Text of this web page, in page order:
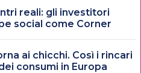
reali: gli investitori
social come Corner
ai chicchi. Così i rincari
consumi in Europa